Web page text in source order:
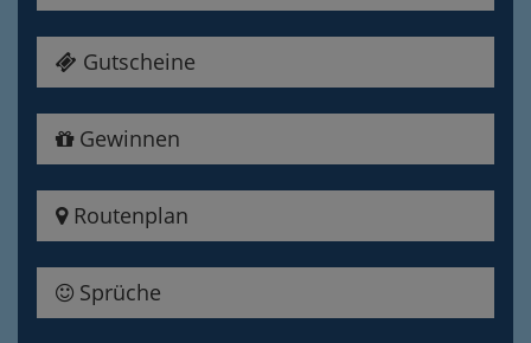
Gutscheine
Gewinnen
Routenplan
Sprüche